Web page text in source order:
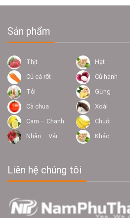
Sản phẩm
Thịt Hạt
Củ cà rốt
Củ hành
Tỏi
Gừng
Cà chua
Xoài
Cam – Chanh
Chuối
Nhãn – Vải
Khác
Liên hệ chúng tôi